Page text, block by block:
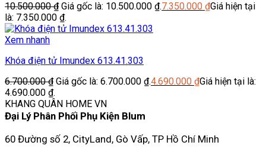
10.500.000₫ Giá gốc là: 10.500.000 ₫.7.350.000 ₫Giá hiện tại
là: 7.350.000 ₫.
Xem nhanh
Khóa điện tử Imundex 613.41.303
6.700.000₫ Giá gốc là: 6.700.000 ₫.4.690.000 ₫Giá hiện tại là:
4.690.000 ₫.
KHANG QUÂN HOME VN
Đại Lý Phân Phối Phụ Kiện Blum
60 Đường số 2, CityLand, Gò Vấp, TP Hồ Chí Minh